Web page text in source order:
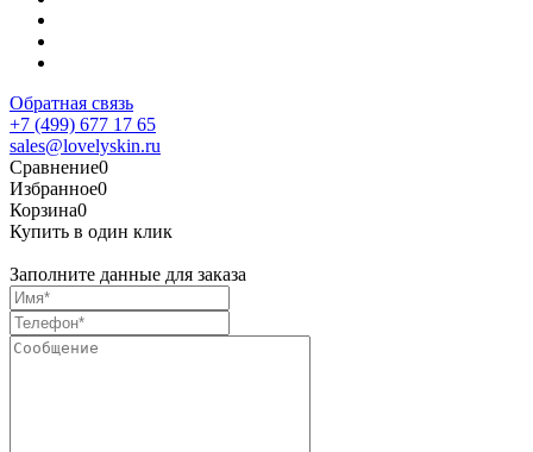
Обратная связь
+7 (499) 677 17 65
sales@lovelyskin.ru
Сравнение0
Избранное0
Корзина0
Купить в один клик
Заполните данные для заказа